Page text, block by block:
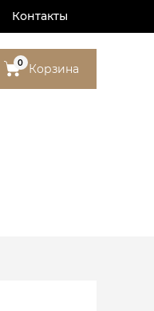
Контакты
0 Корзина